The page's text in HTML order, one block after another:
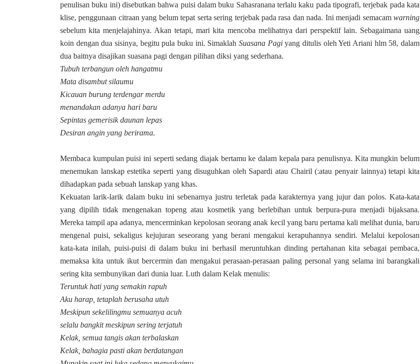
penulisan buku ini) disebutkan bahwa puisi dalam buku Sahasranana terlalu kaku pada tipografi, terjebak pada kata
klise, penggunaan citraan yang belum tepat serta sering terjebak pada rasa dan nada. Ini menjadi semacam warning
sebelum kita menjelajahinya. Akan tetapi, mari kita mencoba melihatnya dari perspektif lain. Sebagaimana uang
koin dengan dua sisinya, begitu pula buku ini. Simaklah Suasana Pagiyang ditulis oleh Yeti Ariani hlm 58, dalam
dua baitnya disajikan suasana pagi dengan pilihan diksi yang sederhana.
Tubuh terbangun oleh hangatmu
Mata disambut silaumu
Kicauan burung terdengar merdu
menandakan adanya hari baru
Sepintas gemerisik daunan lepas
Desiran angin yang berirama.
Membaca kumpulan puisi ini seperti sedang diajak bertamu ke dalam kepala para penulisnya. Kita mungkin belum
menemukan lanskap estetika seperti yang disuguhkan oleh Sapardi atau Chairil (:atau penyair lainnya) tetapi kita
dihadapkan pada sebuah lanskap yang khas.
Kekuatan larik-larik dalam buku ini sebenarnya justru terletak pada karakternya yang jujur dan polos. Kata-kata
yang dipilih tidak mengenakan topeng atau kosmetik yang berlebihan untuk berpura-pura menjadi bijaksana.
Mereka tampil apa adanya, mencerminkan kepolosan seorang anak kecil yang baru pertama kali melihat dunia, baru
mengenal puisi, sekaligus kejujuran seseorang yang berani mengakui kerapuhannya sendiri. Melalui kepolosan
kata-kata inilah, puisi-puisi di dalam buku ini berhasil meruntuhkan dinding pertahanan kita sebagai pembaca,
memaksa kita untuk ikut bercermin dan mengakui perasaan-perasaan paling personal yang selama ini barangkali
sering kita sembunyikan dari dunia luar. Luth dalam Kelak menulis:
Teruntuk hati yang semakin rapuh
Aku harap, tetaplah berusaha utuh
Meskipun sekelilingmu semuanya acuh
selalu bangkit meskipun sering terjatuh
Kelak, semua tangis akan terbalaskan
Kelak, bahagia pasti akan berdatangan